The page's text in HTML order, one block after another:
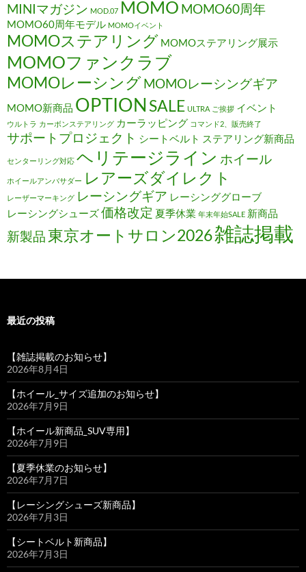
MINIマガジン MOD.07 MOMO MOMO60周年
MOMO60周年モデル MOMOイベント
MOMOステアリング MOMOステアリング展示
MOMOファンクラブ
MOMOレーシングMOMOレーシングギア
MOMO新商品 OPTION SALE ULTRA ご挨拶 イベント
ウルトラ カーボンステアリング カーラッピング コマンド2、販売終了
サポートプロジェクト シートベルト ステアリング新商品
センターリング対応 ヘリテージライン ホイール
ホイールアンバサダー レアーズダイレクト
レーザーマーキング レーシングギア レーシンググローブ
レーシングシューズ価格改定 夏季休業 年末年始SALE 新商品
新製品 東京オートサロン2026雑誌掲載
最近の投稿
【雑誌掲載のお知らせ】
2026年8月4日
【ホイール_サイズ追加のお知らせ】
2026年7月9日
【ホイール新商品_SUV専用】
2026年7月9日
【夏季休業のお知らせ】
2026年7月7日
【レーシングシューズ新商品】
2026年7月3日
【シートベルト新商品】
2026年7月3日